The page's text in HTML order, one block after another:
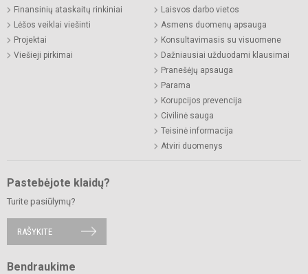
Finansinių ataskaitų rinkiniai
Lėšos veiklai viešinti
Projektai
Viešieji pirkimai
Laisvos darbo vietos
Asmens duomenų apsauga
Konsultavimasis su visuomene
Dažniausiai užduodami klausimai
Pranešėjų apsauga
Parama
Korupcijos prevencija
Civilinė sauga
Teisinė informacija
Atviri duomenys
Pastebėjote klaidų?
Turite pasiūlymų?
RAŠYKITE
Bendraukime